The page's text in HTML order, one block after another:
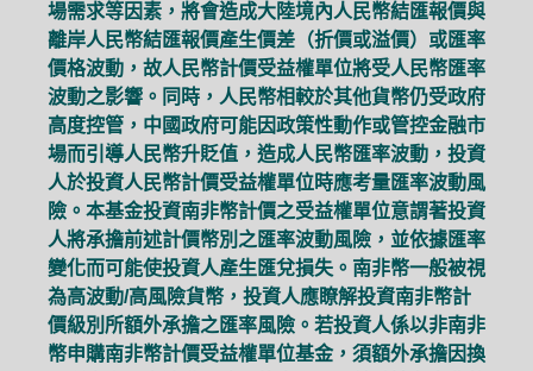
場需求等因素，將會造成大陸境內人民幣結匯報價與
離岸人民幣結匯報價產生價差（折價或溢價）或匯率
價格波動，故人民幣計價受益權單位將受人民幣匯率
波動之影響。同時，人民幣相較於其他貨幣仍受政府
高度控管，中國政府可能因政策性動作或管控金融市
場而引導人民幣升貶值，造成人民幣匯率波動，投資
人於投資人民幣計價受益權單位時應考量匯率波動風
險。本基金投資南非幣計價之受益權單位意謂著投資
人將承擔前述計價幣別之匯率波動風險，並依據匯率
變化而可能使投資人產生匯兌損失。南非幣一般被視
為高波動/高風險貨幣，投資人應瞭解投資南非幣計
價級別所額外承擔之匯率風險。若投資人係以非南非
幣申購南非幣計價受益權單位基金，須額外承擔因換